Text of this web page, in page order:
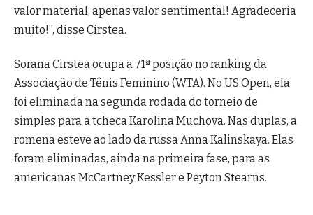
valor material, apenas valor sentimental! Agradeceria
muito!”, disse Cirstea.
Sorana Cirstea ocupa a 71ª posição no ranking da
Associação de Tênis Feminino (WTA). No US Open, ela
foi eliminada na segunda rodada do torneio de
simples para a tcheca Karolina Muchova. Nas duplas, a
romena esteve ao lado da russa Anna Kalinskaya. Elas
foram eliminadas, ainda na primeira fase, para as
americanas McCartney Kessler e Peyton Stearns.